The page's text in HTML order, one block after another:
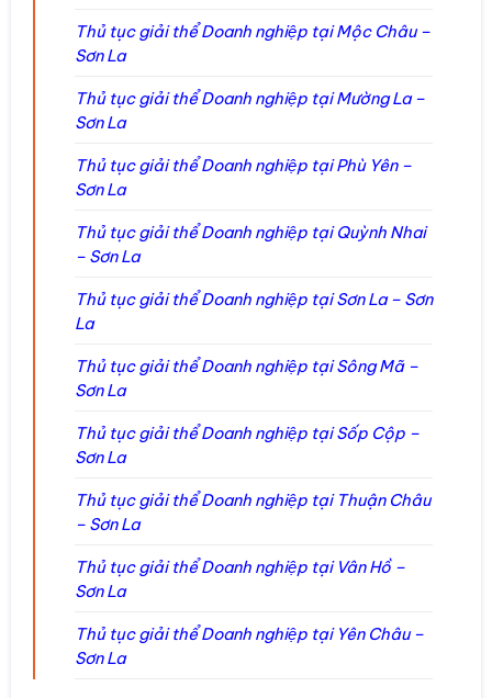
Thủ tục giải thể Doanh nghiệp tại Mộc Châu –
Sơn La
Thủ tục giải thể Doanh nghiệp tại Mường La –
Sơn La
Thủ tục giải thể Doanh nghiệp tại Phù Yên –
Sơn La
Thủ tục giải thể Doanh nghiệp tại Quỳnh Nhai
– Sơn La
Thủ tục giải thể Doanh nghiệp tại Sơn La – Sơn
La
Thủ tục giải thể Doanh nghiệp tại Sông Mã –
Sơn La
Thủ tục giải thể Doanh nghiệp tại Sốp Cộp –
Sơn La
Thủ tục giải thể Doanh nghiệp tại Thuận Châu
– Sơn La
Thủ tục giải thể Doanh nghiệp tại Vân Hồ –
Sơn La
Thủ tục giải thể Doanh nghiệp tại Yên Châu –
Sơn La